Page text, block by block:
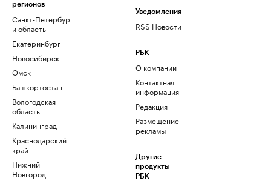
регионов
Санкт-Петербург
и область
Екатеринбург
Новосибирск
Омск
Башкортостан
Вологодская
область
Калининград
Краснодарский
край
Нижний
Новгород
Уведомления
RSS Новости
РБК
О компании
Контактная
информация
Редакция
Размещение
рекламы
Другие
продукты
РБК